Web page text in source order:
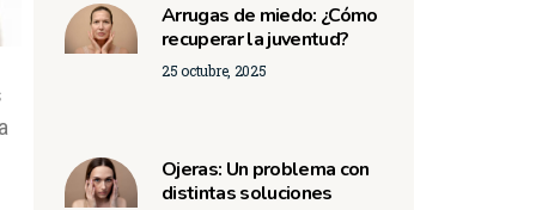
Arrugas de miedo: ¿Cómo
recuperar la juventud?
25 octubre, 2025
Ojeras: Un problema con
distintas soluciones